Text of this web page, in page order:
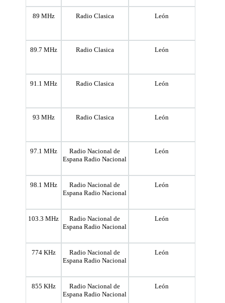
89 MHz Radio Clasica León
89.7 MHz Radio Clasica León
91.1 MHz Radio Clasica León
93 MHz Radio Clasica León
97.1 MHz
Radio Nacional de
Espana Radio Nacional
León
98.1 MHz
Radio Nacional de
Espana Radio Nacional
León
103.3 MHz
Radio Nacional de
Espana Radio Nacional
León
774 KHz
Radio Nacional de
Espana Radio Nacional
León
855 KHz
Radio Nacional de
Espana Radio Nacional
León